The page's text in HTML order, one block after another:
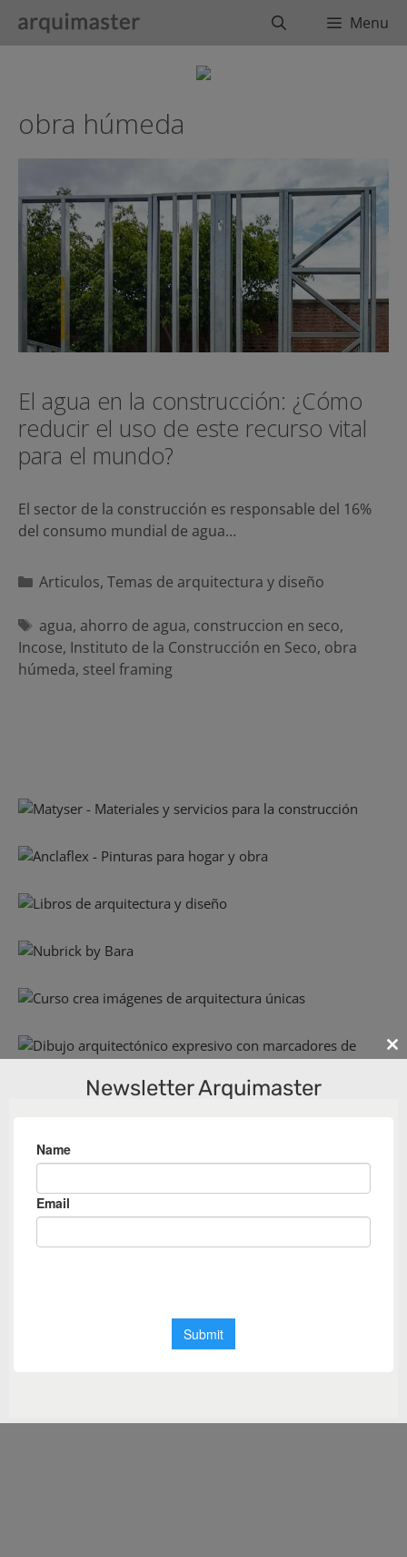
BuscarMenu
obra húmeda
El agua en la construcción: ¿Cómo
reducir el uso de este recurso vital
para el mundo?
El sector de la construcción es responsable del 16%
del consumo mundial de agua…
Categorías
Articulos, Temas de arquitectura y diseño
Etiquetas
agua, ahorro de agua, construccion en seco,
Incose, Instituto de la Construcción en Seco, obra
húmeda, steel framing
Newsletter Arquimaster